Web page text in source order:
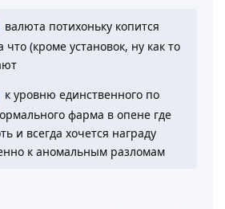
валюта потихоньку копится
(кроме установок, ну как то
к уровню единственного по
фарма в опене где
и всегда хочется награду
к аномальным разломам